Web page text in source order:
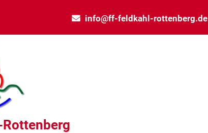
info@ff-feldkahl-rottenberg.de
Rottenberg